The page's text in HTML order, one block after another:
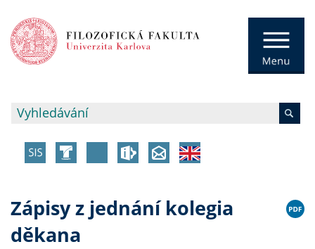
Zápisy z jednání kolegia
děkana